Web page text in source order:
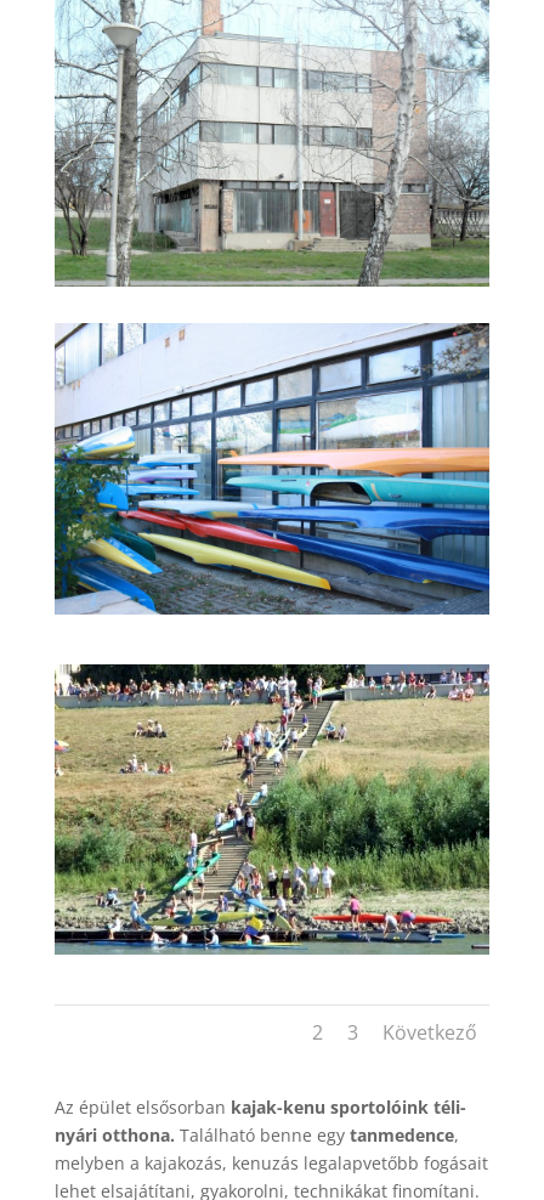
2 3 Következő
Az épület elsősorban kajak-kenu sportolóink téli-
nyári otthona. Található benne egy tanmedence,
melyben a kajakozás, kenuzás legalapvetőbb fogásait
lehet elsajátítani, gyakorolni, technikákat finomítani.